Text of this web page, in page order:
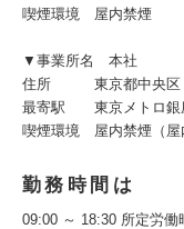
喫煙環境 屋内禁煙
▼事業所名 本社
住所 東京都中央区
最寄駅 東京メトロ銀
喫煙環境 屋内禁煙（屋
勤務時間は
09:00 ～ 18:30 所定労